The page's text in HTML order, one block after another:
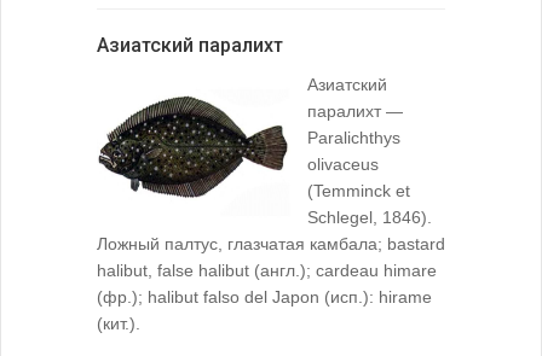
Азиатский паралихт
Азиатский
паралихт —
Paralichthys
olivaceus
(Temminck et
Schlegel, 1846).
Ложный палтус, глазчатая камбала; bastard
halibut, false halibut (англ.); cardeau himare
(фр.); halibut falso del Japon (исп.): hirame
(кит.).